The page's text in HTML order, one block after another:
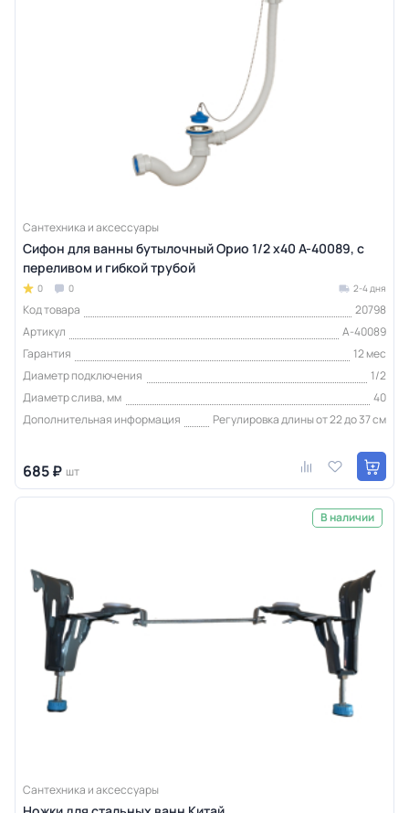
Сантехника и аксессуары
Сифон для ванны бутылочный Орио 1/2 x40 А-40089, с
переливом и гибкой трубой
0 0 2-4 дня
Код товара
20798
Артикул
А-40089
Гарантия
12 мес
Диаметр подключения
1/2
Диаметр слива, мм
40
Дополнительная информация
Регулировка длины от 22 до 37 см
685 ₽ шт
В наличии
Сантехника и аксессуары